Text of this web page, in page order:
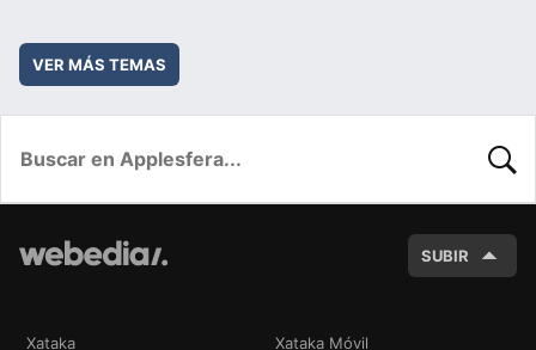
VER MÁS TEMAS
SUBIR
Xataka Xataka Móvil